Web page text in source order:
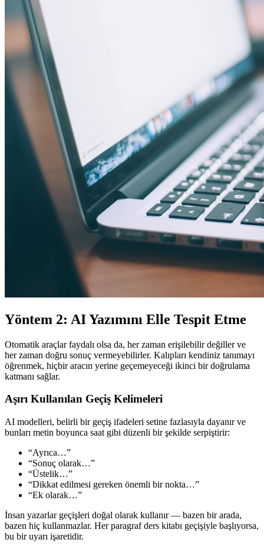
Yöntem 2: AI Yazımını Elle Tespit Etme
Otomatik araçlar faydalı olsa da, her zaman erişilebilir değiller ve
her zaman doğru sonuç vermeyebilirler. Kalıpları kendiniz tanımayı
öğrenmek, hiçbir aracın yerine geçemeyeceği ikinci bir doğrulama
katmanı sağlar.
Aşırı Kullanılan Geçiş Kelimeleri
AI modelleri, belirli bir geçiş ifadeleri setine fazlasıyla dayanır ve
bunları metin boyunca saat gibi düzenli bir şekilde serpiştirir:
“Ayrıca…”
“Sonuç olarak…”
“Üstelik…”
“Dikkat edilmesi gereken önemli bir nokta…”
“Ek olarak…”
İnsan yazarlar geçişleri doğal olarak kullanır — bazen bir arada,
bazen hiç kullanmazlar. Her paragraf ders kitabı geçişiyle başlıyorsa,
bu bir uyarı işaretidir.